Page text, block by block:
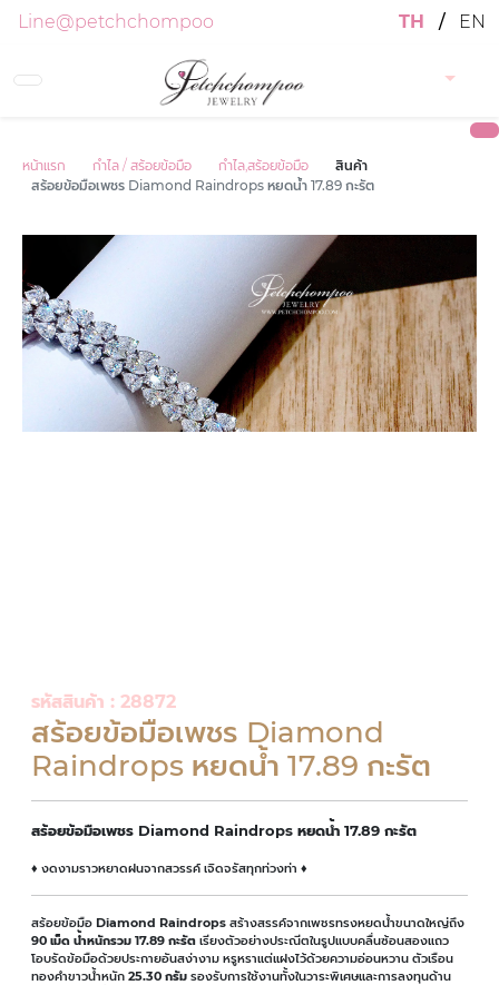
Line@petchchompoo TH / EN
หน้าแรก กำไล / สร้อยข้อมือ กำไล,สร้อยข้อมือ
สินค้า
สร้อยข้อมือเพชร Diamond Raindrops หยดน้ำ 17.89 กะรัต
รหัสสินค้า : 28872
สร้อยข้อมือเพชร Diamond
Raindrops หยดน้ำ 17.89 กะรัต
สร้อยข้อมือเพชร Diamond Raindrops หยดน้ำ 17.89 กะรัต
♦ งดงามราวหยาดฝนจากสวรรค์ เจิดจรัสทุกท่วงท่า ♦
สร้อยข้อมือ Diamond Raindrops สร้างสรรค์จากเพชรทรงหยดน้ำขนาดใหญ่ถึง
90 เม็ด น้ำหนักรวม 17.89 กะรัต เรียงตัวอย่างประณีตในรูปแบบคลื่นซ้อนสองแถว
โอบรัดข้อมือด้วยประกายอันสง่างาม หรูหราแต่แฝงไว้ด้วยความอ่อนหวาน ตัวเรือน
ทองคำขาวน้ำหนัก 25.30 กรัม รองรับการใช้งานทั้งในวาระพิเศษและการลงทุนด้าน